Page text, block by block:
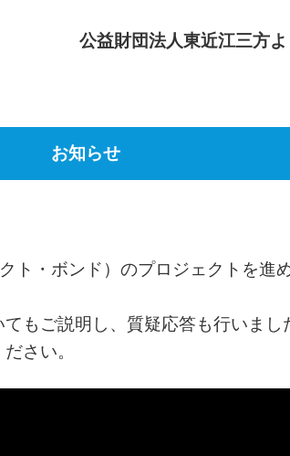
公益財団法人東近江三
お知らせ
ト・ボンド）のプロジェクトを進
もご説明し、質疑応答も行いまし
さい。